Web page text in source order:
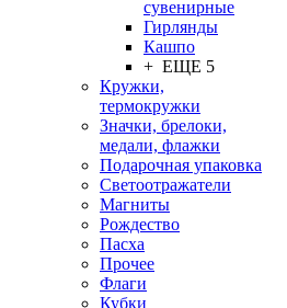
сувенирные
Гирлянды
Кашпо
+ ЕЩЕ 5
Кружки,
термокружки
Значки, брелоки,
медали, флажки
Подарочная упаковка
Светоотражатели
Магниты
Рождество
Пасха
Прочее
Флаги
Кубки